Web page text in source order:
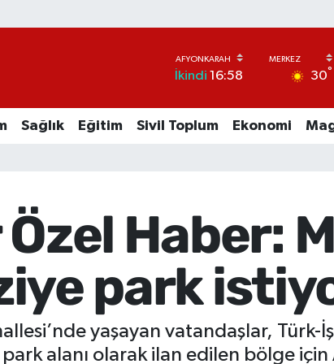
İkindi 16:58 30°
Sağlık Eğitim Sivil Toplum Ekonomi
Haber:
park
yaşayan vatandaşlar, Türk-
alanı olarak ilan edilen bölge